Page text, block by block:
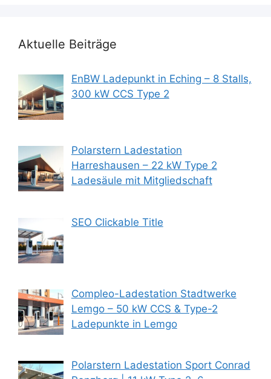
Aktuelle Beiträge
EnBW Ladepunkt in Eching – 8 Stalls,
300 kW CCS Type 2
Polarstern Ladestation
Harreshausen – 22 kW Type 2
Ladesäule mit Mitgliedschaft
SEO Clickable Title
Compleo-Ladestation Stadtwerke
Lemgo – 50 kW CCS & Type-2
Ladepunkte in Lemgo
Polarstern Ladestation Sport Conrad